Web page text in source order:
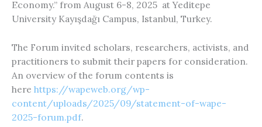
Economy.” from August 6-8, 2025 at Yeditepe
University Kayışdağı Campus, Istanbul, Turkey.
The Forum invited scholars, researchers, activists, and
practitioners to submit their papers for consideration.
An overview of the forum contents is
here https://wapeweb.org/wp-
content/uploads/2025/09/statement-of-wape-
2025-forum.pdf.